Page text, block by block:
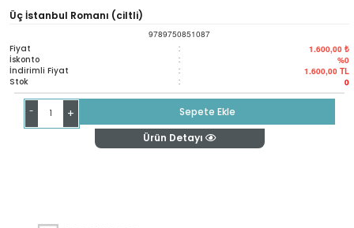
Üç İstanbul Romanı (ciltli)
9789750851087
Fiyat : 1.600,00 ₺
İskonto : %0
İndirimli Fiyat : 1.600,00 TL
Stok : 0
- +
Sepete Ekle
Ürün Detayı